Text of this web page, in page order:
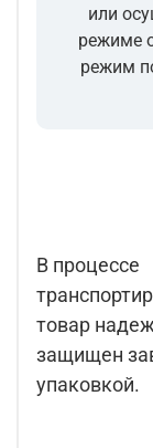
или
режиме
режим
В процессе
товар
защищен
упаковкой.